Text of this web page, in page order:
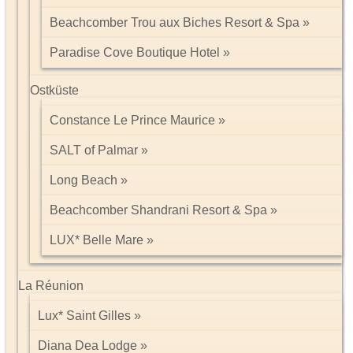
Beachcomber Trou aux Biches Resort & Spa
Paradise Cove Boutique Hotel
Ostküste
Constance Le Prince Maurice
SALT of Palmar
Long Beach
Beachcomber Shandrani Resort & Spa
LUX* Belle Mare
La Réunion
Lux* Saint Gilles
Diana Dea Lodge